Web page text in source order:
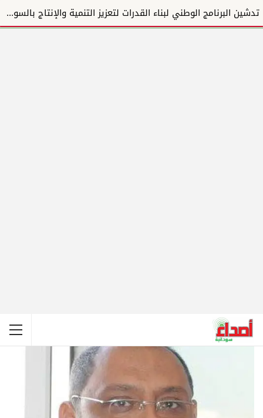
تدشين البرنامج الوطني لبناء القدرات لتعزيز التنمية والإنتاج بالسودان